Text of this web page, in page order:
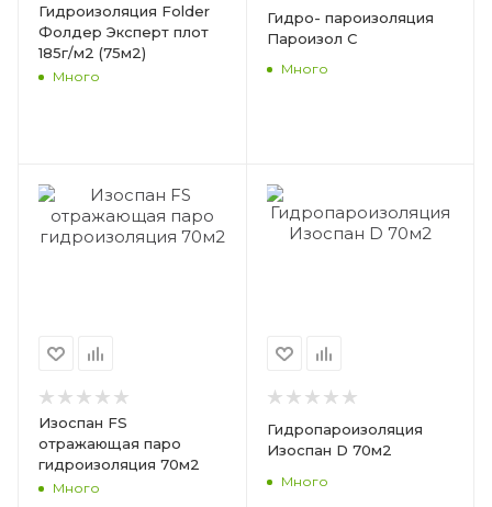
Гидроизоляция Folder
Фолдер Эксперт плот
185г/м2 (75м2)
Много
Гидро- пароизоляция
Пароизол С
Много
Изоспан FS
отражающая паро
гидроизоляция 70м2
Много
Гидропароизоляция
Изоспан D 70м2
Много